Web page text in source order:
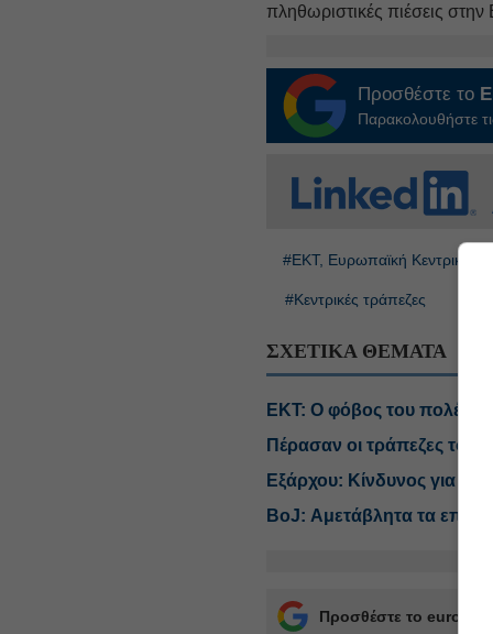
πληθωριστικές πιέσεις
Προσθέστε το
Παρακολουθήστε
#ΕΚΤ, Ευρωπαϊκή Κεντρική
#Κεντρικές τράπεζες
ΣΧΕΤΙΚΑ ΘΕΜΑΤΑ
ΕΚΤ: Ο φόβος του πολέμου
Πέρασαν οι τράπεζες το
Εξάρχου: Κίνδυνος για
BoJ: Αμετάβλητα τα
Προσθέστε το